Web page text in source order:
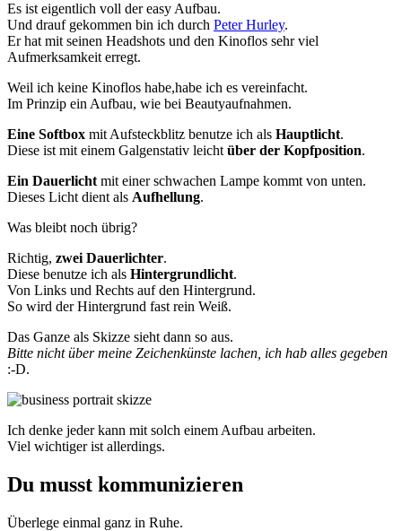
Es ist eigentlich voll der easy Aufbau.
Und drauf gekommen bin ich durch Peter Hurley.
Er hat mit seinen Headshots und den Kinoflos sehr viel
Aufmerksamkeit erregt.
Weil ich keine Kinoflos habe,habe ich es vereinfacht.
Im Prinzip ein Aufbau, wie bei Beautyaufnahmen.
Eine Softbox mit Aufsteckblitz benutze ich als Hauptlicht.
Diese ist mit einem Galgenstativ leicht über der Kopfposition.
Ein Dauerlicht mit einer schwachen Lampe kommt von unten.
Dieses Licht dient als Aufhellung.
Was bleibt noch übrig?
Richtig, zwei Dauerlichter.
Diese benutze ich als Hintergrundlicht.
Von Links und Rechts auf den Hintergrund.
So wird der Hintergrund fast rein Weiß.
Das Ganze als Skizze sieht dann so aus.
Bitte nicht über meine Zeichenkünste lachen, ich hab alles gegeben
:-D.
Ich denke jeder kann mit solch einem Aufbau arbeiten.
Viel wichtiger ist allerdings.
Du musst kommunizieren
Überlege einmal ganz in Ruhe.